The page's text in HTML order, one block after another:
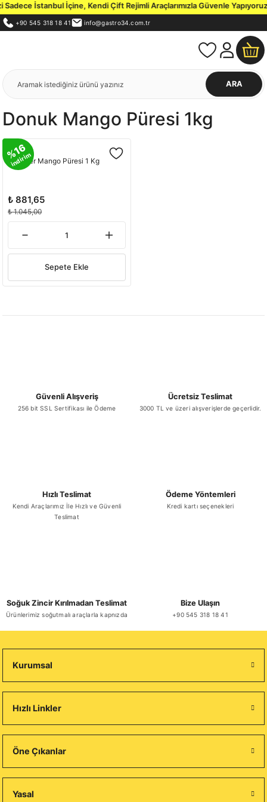
İstanbul İçine, Kendi Çift Rejimli Araçlarımızla Güvenle Yapıyoruz.
+90 545 318 18 41 info@gastro34.com.tr
ARA
Donuk Mango Püresi 1kg
%16
indirim
Ponthier Mango Püresi 1 Kg
₺ 881,65
₺ 1.045,00
Sepete Ekle
Güvenli Alışveriş
256 bit SSL Sertifikası ile Ödeme
Ücretsiz Teslimat
3000 TL ve üzeri alışverişlerde geçerlidir.
Hızlı Teslimat
Kendi Araçlarımız İle Hızlı ve Güvenli
Teslimat
Ödeme Yöntemleri
Kredi kartı seçenekleri
Soğuk Zincir Kırılmadan Teslimat
Ürünlerimiz soğutmalı araçlarla kapnızda
Bize Ulaşın
+90 545 318 18 41
Kurumsal
Hızlı Linkler
Öne Çıkanlar
Yasal